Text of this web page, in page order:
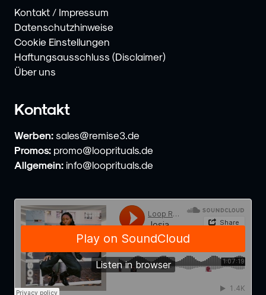
Kontakt / Impressum
Datenschutzhinweise
Cookie Einstellungen
Haftungsausschluss (Disclaimer)
Über uns
Kontakt
Werben: sales@remise3.de
Promos: promo@looprituals.de
Allgemein: info@looprituals.de